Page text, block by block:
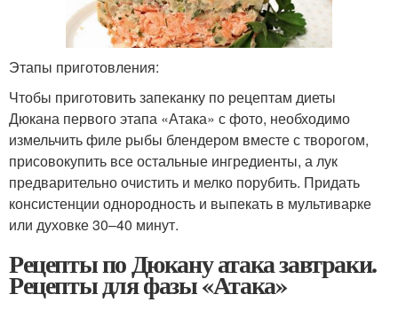
Этапы приготовления:
Чтобы приготовить запеканку по рецептам диеты
Дюкана первого этапа «Атака» с фото, необходимо
измельчить филе рыбы блендером вместе с творогом,
присовокупить все остальные ингредиенты, а лук
предварительно очистить и мелко порубить. Придать
консистенции однородность и выпекать в мультиварке
или духовке 30–40 минут.
Рецепты по Дюкану атака завтраки.
Рецепты для фазы «Атака»